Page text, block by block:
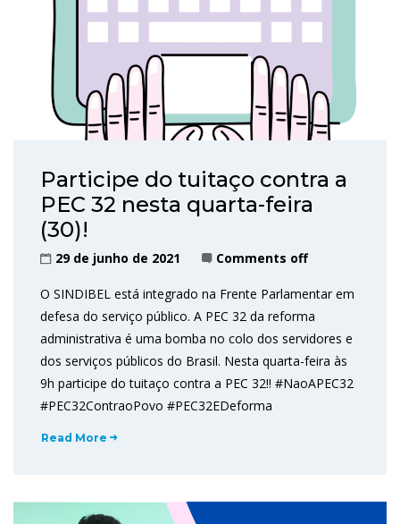
Participe do tuitaço contra a
PEC 32 nesta quarta-feira
(30)!
29 de junho de 2021 Comments off
O SINDIBEL está integrado na Frente Parlamentar em
defesa do serviço público. A PEC 32 da reforma
administrativa é uma bomba no colo dos servidores e
dos serviços públicos do Brasil. Nesta quarta-feira às
9h participe do tuitaço contra a PEC 32!! #NaoAPEC32
#PEC32ContraoPovo #PEC32EDeforma
Read More